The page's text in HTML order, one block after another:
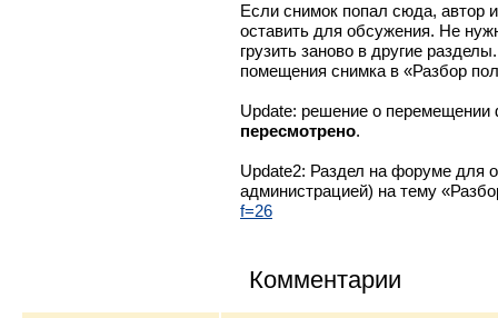
Если снимок попал сюда, автор
оставить для обсужения. Не
грузить заново в другие
помещения снимка в «Разбор
Update: решение о
пересмотрено.
Update2: Раздел на форуме для
администрацией) на тему
f=26
Комментарии